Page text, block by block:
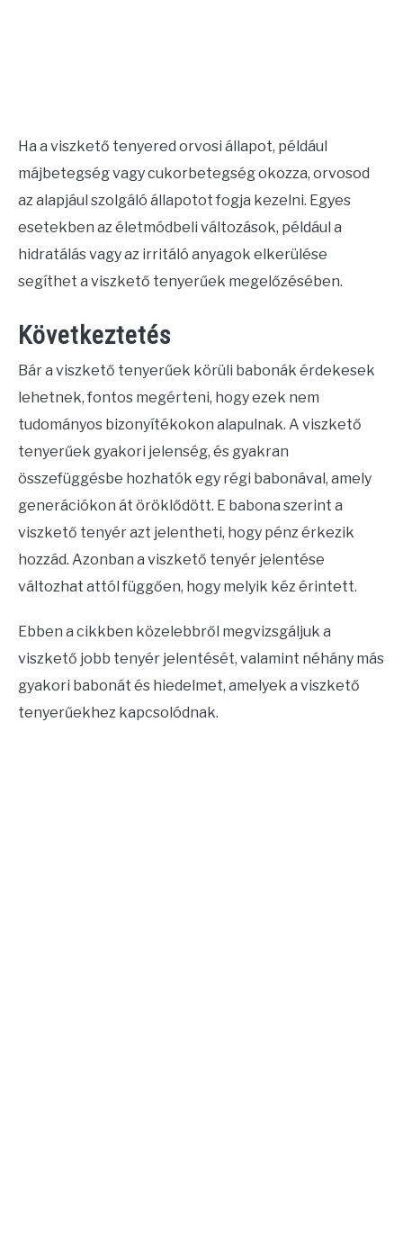
Ha a viszkető tenyered orvosi állapot, például
májbetegség vagy cukorbetegség okozza, orvosod
az alapjául szolgáló állapotot fogja kezelni. Egyes
esetekben az életmódbeli változások, például a
hidratálás vagy az irritáló anyagok elkerülése
segíthet a viszkető tenyerűek megelőzésében.
Következtetés
Bár a viszkető tenyerűek körüli babonák érdekesek
lehetnek, fontos megérteni, hogy ezek nem
tudományos bizonyítékokon alapulnak. A viszkető
tenyerűek gyakori jelenség, és gyakran
összefüggésbe hozhatók egy régi babonával, amely
generációkon át öröklődött. E babona szerint a
viszkető tenyér azt jelentheti, hogy pénz érkezik
hozzád. Azonban a viszkető tenyér jelentése
változhat attól függően, hogy melyik kéz érintett.
Ebben a cikkben közelebbről megvizsgáljuk a
viszkető jobb tenyér jelentését, valamint néhány más
gyakori babonát és hiedelmet, amelyek a viszkető
tenyerűekhez kapcsolódnak.